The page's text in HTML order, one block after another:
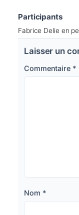
Participants
Fabrice Delie en
Laisser un
Commentaire *
Nom *